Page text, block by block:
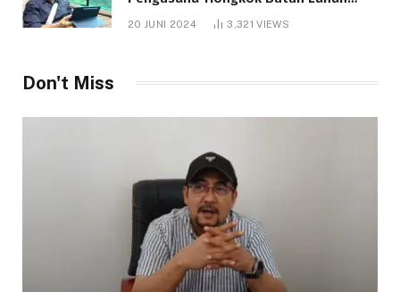
1.000 Hektare
20 JUNI 2024 3,321VIEWS
Don't Miss